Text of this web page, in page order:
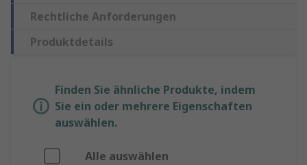
Rechtliche Anforderungen
Produktdetails
Finden Sie ähnliche Produkte, indem
Sie ein oder mehrere Eigenschaften
auswählen.
Alle auswählen